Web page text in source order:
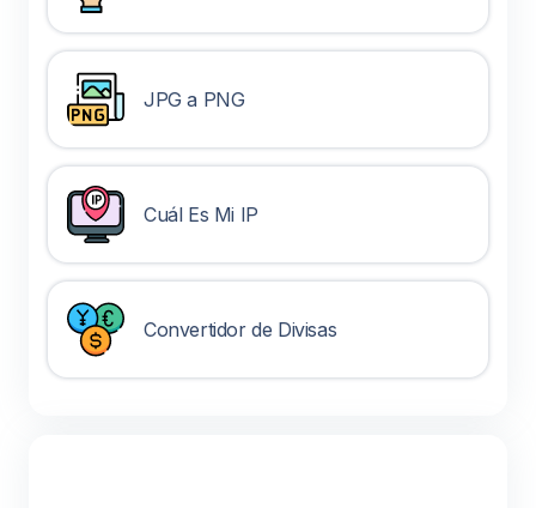
JPG a PNG
Cuál Es Mi IP
Convertidor de Divisas